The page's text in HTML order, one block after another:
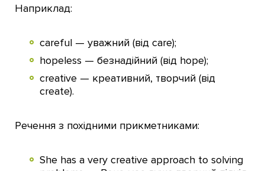
Наприклад:
careful — уважний (від care);
hopeless — безнадійний (від hope);
creative — креативний, творчий (від
create).
Речення з похідними прикметниками:
She has a very creative approach to solving